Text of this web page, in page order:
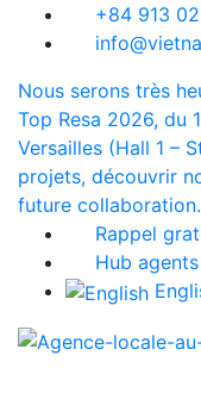
+84 913
Nous serons très
Top Resa 2026, du
Versailles (Hall 1 –
projets, découvrir
future collaboration.
Rappel
Hub agents